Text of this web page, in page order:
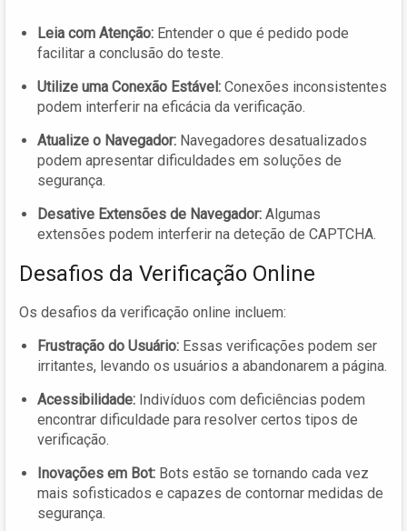
Leia com Atenção: Entender o que é pedido pode
facilitar a conclusão do teste.
Utilize uma Conexão Estável: Conexões inconsistentes
podem interferir na eficácia da verificação.
Atualize o Navegador: Navegadores desatualizados
podem apresentar dificuldades em soluções de
segurança.
Desative Extensões de Navegador: Algumas
extensões podem interferir na deteção de CAPTCHA.
Desafios da Verificação Online
Os desafios da verificação online incluem:
Frustração do Usuário: Essas verificações podem ser
irritantes, levando os usuários a abandonarem a página.
Acessibilidade: Indivíduos com deficiências podem
encontrar dificuldade para resolver certos tipos de
verificação.
Inovações em Bot: Bots estão se tornando cada vez
mais sofisticados e capazes de contornar medidas de
segurança.